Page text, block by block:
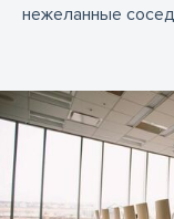
нежеланные